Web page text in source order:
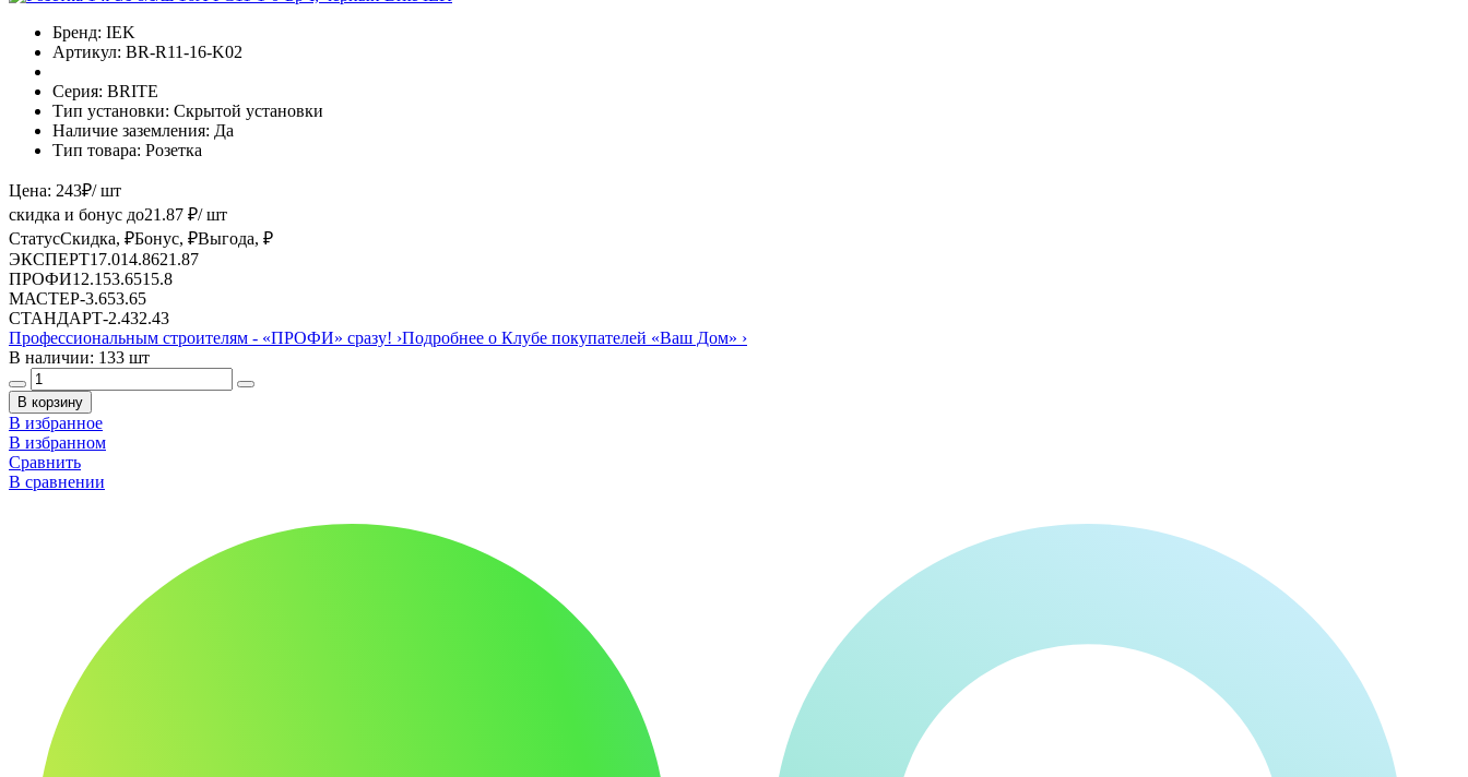
Бренд: IEK
Артикул: BR-R11-16-K02
Серия: BRITE
Тип установки: Скрытой установки
Наличие заземления: Да
Тип товара: Розетка
Цена: 243₽/ шт
скидка и бонус до21.87 ₽/ шт
СтатусСкидка, ₽Бонус, ₽Выгода, ₽
ЭКСПЕРТ17.014.8621.87
ПРОФИ12.153.6515.8
МАСТЕР-3.653.65
СТАНДАРТ-2.432.43
Профессиональным строителям - «ПРОФИ» сразу! ›Подробнее о Клубе покупателей «Ваш Дом» ›
В наличии: 133 шт
В корзину
В избранное
В избранном
Сравнить
В сравнении